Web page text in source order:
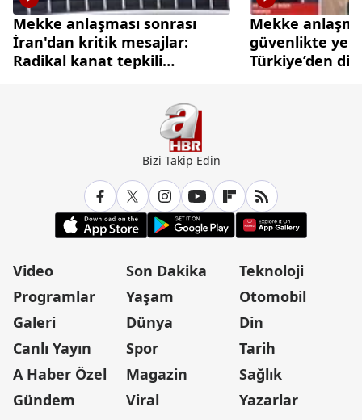
Mekke anlaşması sonrası
İran'dan kritik mesajlar:
Radikal kanat tepkili
Mekke
güvenlikte
Türkiye’den
Bizi Takip Edin
Video
Programlar
Galeri
Canlı Yayın
A Haber Özel
Gündem
Son Dakika
Yaşam
Dünya
Spor
Magazin
Viral
Teknoloji
Otomobil
Din
Tarih
Sağlık
Yazarlar